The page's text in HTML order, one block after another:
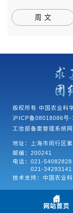
周 文
版权所有 中国农业科
沪ICP备08018086号-
工信部备案管理系统
地址：上海市闵行区
邮编：200241
电话： 021-54082828
021-34293141
技术支持：中国农业
网站首页